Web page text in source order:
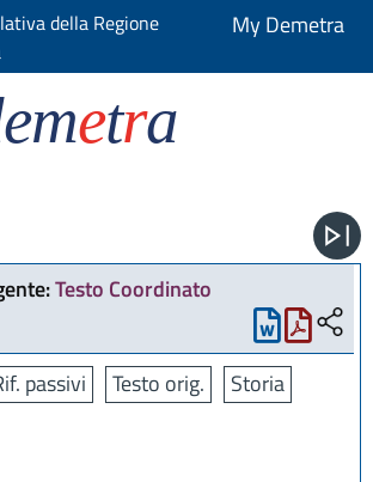
della Regione
My Demetra
etra
Testo Coordinato
passivi Testo orig.
Storia